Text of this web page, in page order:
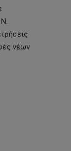
νέων